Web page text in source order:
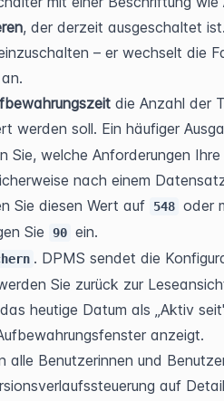
, der derzeit ausgeschaltet
– er wechselt die
die Anzahl der
werden soll. Ein häufiger
Sie, welche Anforderungen
nach einem
Sie diesen Wert auf
548 oder
Sie
90 ein.
. DPMS sendet die
Sie zurück zur
heutige Datum als „Aktiv
anzeigt.
alle Benutzerinnen und
auf